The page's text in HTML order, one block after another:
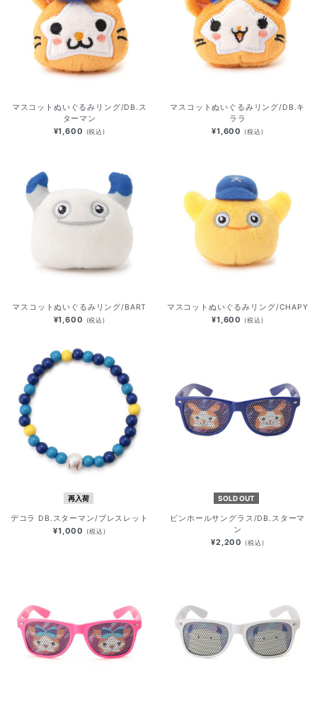
マスコットぬいぐるみリング/DB.ス
ターマン
¥1,600 (税込)
マスコットぬいぐるみリング/DB.キ
ララ
¥1,600 (税込)
マスコットぬいぐるみリング/BART
¥1,600 (税込)
マスコットぬいぐるみリング/CHAPY
¥1,600 (税込)
再入荷
デコラ DB.スターマン/ブレスレット
¥1,000 (税込)
SOLD OUT
ピンホールサングラス/DB.スターマ
ン
¥2,200 (税込)